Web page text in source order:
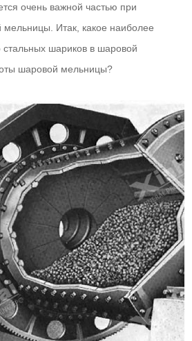
очень важной частью при
мельницы. Итак, какое наиболее
стальных шариков в шаровой
шаровой мельницы?